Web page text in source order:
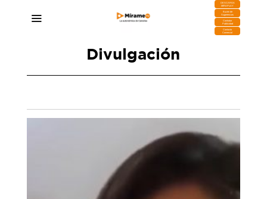
DESCARGA
MIRAPLAY
Buzón de
Sugerencias
Contratar
Publicidad
Contacto
Comercial
Divulgación